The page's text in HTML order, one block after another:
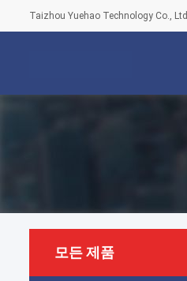
Taizhou Yuehao Technology Co., Ltd
모든 제품